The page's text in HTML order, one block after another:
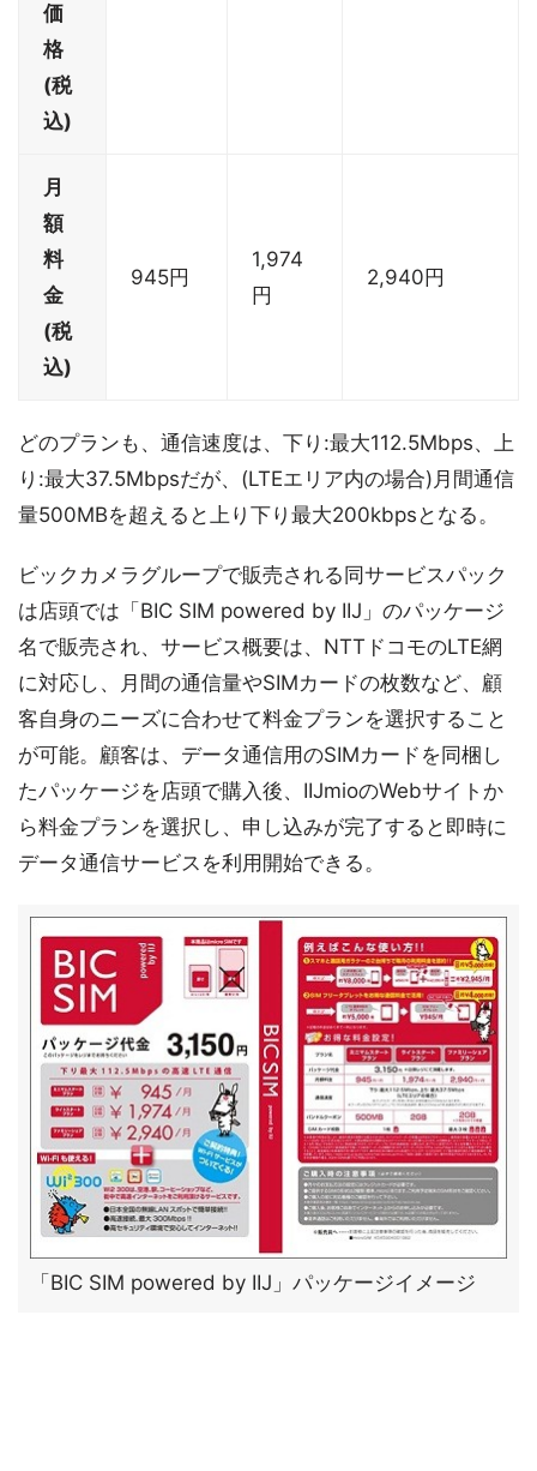
価
格
(税
込)
月
額
料
金
(税
込)
945円
1,974
円
2,940円
どのプランも、通信速度は、下り:最大112.5Mbps、上
り:最大37.5Mbpsだが、(LTEエリア内の場合)月間通信
量500MBを超えると上り下り最大200kbpsとなる。
ビックカメラグループで販売される同サービスパック
は店頭では「BIC SIM powered by IIJ」のパッケージ
名で販売され、サービス概要は、NTTドコモのLTE網
に対応し、月間の通信量やSIMカードの枚数など、顧
客自身のニーズに合わせて料金プランを選択すること
が可能。顧客は、データ通信用のSIMカードを同梱し
たパッケージを店頭で購入後、IIJmioのWebサイトか
ら料金プランを選択し、申し込みが完了すると即時に
データ通信サービスを利用開始できる。
「BIC SIM powered by IIJ」パッケージイメージ